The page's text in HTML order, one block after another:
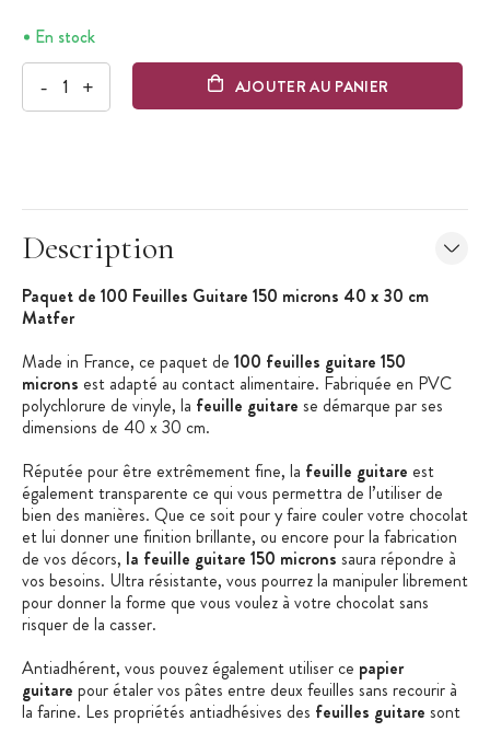
En stock
- + AJOUTER AU PANIER
Description
Paquet de 100 Feuilles Guitare 150 microns 40 x 30 cm
Matfer
Made in France, ce paquet de 100 feuilles guitare 150
microns est adapté au contact alimentaire. Fabriquée en PVC
polychlorure de vinyle, la feuille guitare se démarque par ses
dimensions de 40 x 30 cm.
Réputée pour être extrêmement fine, la feuille guitare est
également transparente ce qui vous permettra de l’utiliser de
bien des manières. Que ce soit pour y faire couler votre chocolat
et lui donner une finition brillante, ou encore pour la fabrication
de vos décors, la feuille guitare 150 microns saura répondre à
vos besoins. Ultra résistante, vous pourrez la manipuler librement
pour donner la forme que vous voulez à votre chocolat sans
risquer de la casser.
Antiadhérent, vous pouvez également utiliser ce papier
guitare pour étaler vos pâtes entre deux feuilles sans recourir à
la farine. Les propriétés antiadhésives des feuilles guitare sont